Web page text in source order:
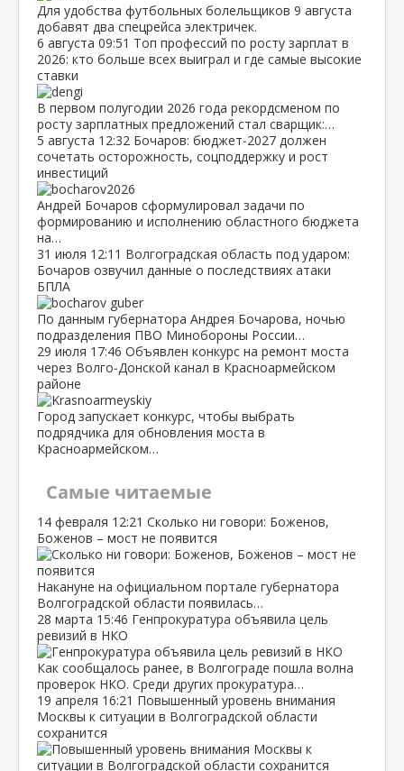
Для удобства футбольных болельщиков 9 августа
добавят два спецрейса электричек.
6 августа 09:51 Топ профессий по росту зарплат в
2026: кто больше всех выиграл и где самые высокие
ставки
В первом полугодии 2026 года рекордсменом по
росту зарплатных предложений стал сварщик:…
5 августа 12:32 Бочаров: бюджет‑2027 должен
сочетать осторожность, соцподдержку и рост
инвестиций
Андрей Бочаров сформулировал задачи по
формированию и исполнению областного бюджета
на…
31 июля 12:11 Волгоградская область под ударом:
Бочаров озвучил данные о последствиях атаки
БПЛА
По данным губернатора Андрея Бочарова, ночью
подразделения ПВО Минобороны России…
29 июля 17:46 Объявлен конкурс на ремонт моста
через Волго‑Донской канал в Красноармейском
районе
Город запускает конкурс, чтобы выбрать
подрядчика для обновления моста в
Красноармейском…
Самые читаемые
14 февраля 12:21 Сколько ни говори: Боженов,
Боженов – мост не появится
Накануне на официальном портале губернатора
Волгоградской области появилась…
28 марта 15:46 Генпрокуратура объявила цель
ревизий в НКО
Как сообщалось ранее, в Волгограде пошла волна
проверок НКО. Среди других прокуратура…
19 апреля 16:21 Повышенный уровень внимания
Москвы к ситуации в Волгоградской области
сохранится